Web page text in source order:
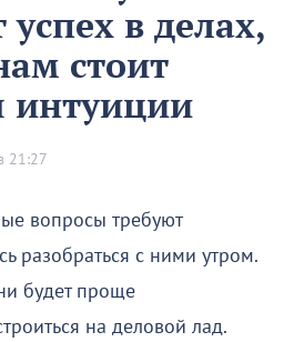
в делах,
стоит
интуиции
21:27
вопросы требуют
разобраться с ними утром.
будет проще
на деловой лад.